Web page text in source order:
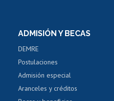
Consulta y certificado de
Servicio médico y dental
Pago de arancel y crédito
Pago de arancel y crédito
Certificado de títulos y
ADMISIÓN Y BECAS
DEMRE
Postulaciones
Admisión especial
Aranceles y créditos